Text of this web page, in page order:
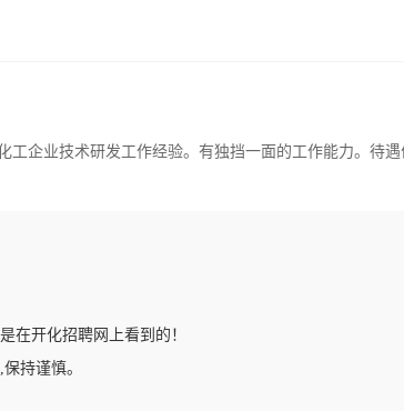
工企业技术研发工作经验。有独挡一面的工作能力。待遇
在开化招聘网上看到的！
持谨慎。